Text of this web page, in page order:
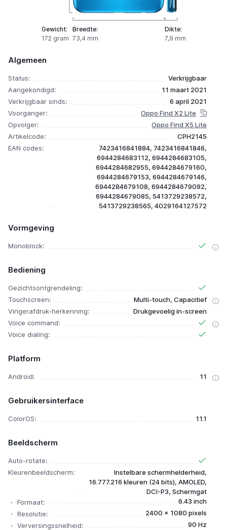
Gewicht:
172 gram
Breedte:
73,4 mm
Dikte:
7,9 mm
Algemeen
Status:
Verkrijgbaar
Aangekondigd:
11 maart 2021
Verkrijgbaar sinds:
6 april 2021
Voorganger:
Oppo Find X2 Lite
Opvolger:
Oppo Find X5 Lite
Artikelcode:
CPH2145
EAN codes:
7423416841884, 7423416841846,
6944284683112, 6944284683105,
6944284682955, 6944284679160,
6944284679153, 6944284679146,
6944284679108, 6944284679092,
6944284679085, 5413729238572,
5413729238565, 4029164127572
Vormgeving
Monoblock:
Bediening
Gezichtsontgrendeling:
Touchscreen:
Multi-touch, Capacitief
Vingerafdruk-herkenning:
Drukgevoelig in-screen
Voice command:
Voice dialing:
Platform
Android: 11
Gebruikersinterface
ColorOS: 11.1
Beeldscherm
Auto-rotate:
Kleurenbeeldscherm:
Instelbare schermhelderheid,
16.777.216 kleuren (24 bits), AMOLED,
DCI-P3, Schermgat
Formaat:
6.43 inch
Resolutie:
2400 x 1080 pixels
Verversingssnelheid:
90 Hz